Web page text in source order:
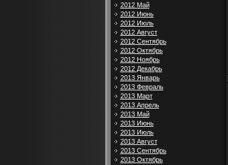
2012 Май
2012 Июнь
2012 Июль
2012 Август
2012 Сентябрь
2012 Октябрь
2012 Ноябрь
2012 Декабрь
2013 Январь
2013 Февраль
2013 Март
2013 Апрель
2013 Май
2013 Июнь
2013 Июль
2013 Август
2013 Сентябрь
2013 Октябрь